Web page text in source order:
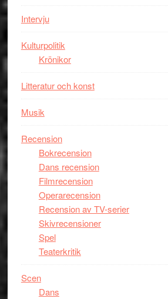
Intervju
Kulturpolitik
Krönikor
Litteratur och konst
Musik
Recension
Bokrecension
Dans recension
Filmrecension
Operarecension
Recension av TV-serier
Skivrecensioner
Spel
Teaterkritik
Scen
Dans